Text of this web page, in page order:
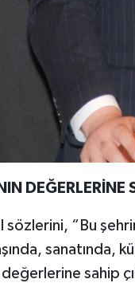
DEĞERLERİNE
sözlerini, “Bu
sanatında,
değerlerine sahip